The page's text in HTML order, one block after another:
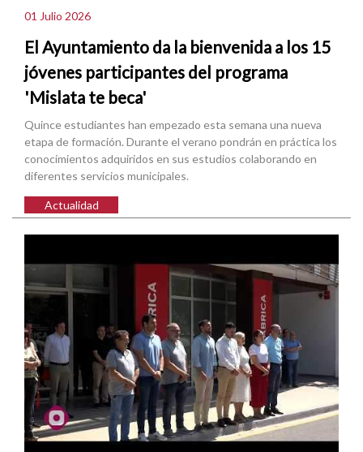
01 Julio 2026
El Ayuntamiento da la bienvenida a los 15
jóvenes participantes del programa
'Mislata te beca'
Quince estudiantes han empezado esta semana una nueva
etapa de formación. Durante el verano pondrán en práctica los
conocimientos adquiridos en sus estudios colaborando en
diferentes servicios municipales.
Actualidad